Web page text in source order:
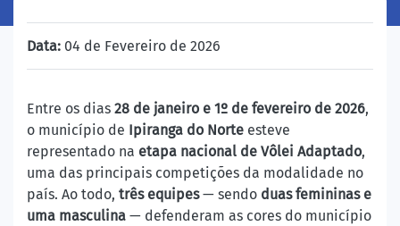
Data: 04 de Fevereiro de 2026
Entre os dias 28 de janeiro e 1º de fevereiro de 2026,
o município de Ipiranga do Norte esteve
representado na etapa nacional de Vôlei Adaptado,
uma das principais competições da modalidade no
país. Ao todo, três equipes— sendo duas femininas e
uma masculina — defenderam as cores do município